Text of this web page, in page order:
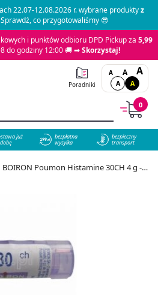
22.07-12.08.2026 r. wybrane produktyz
Sprawdź, co przygotowaliśmy 😎
i punktów odbioru DPD Pickup za 5,99
do godziny 12:00 🚚 ➡Skorzystaj!
Poradniki
A A A
A A
0
już bezpłatna
wysyłka
bezpieczny
transport
BOIRON Poumon Histamine 30CH 4 g - cena 18,49 zł